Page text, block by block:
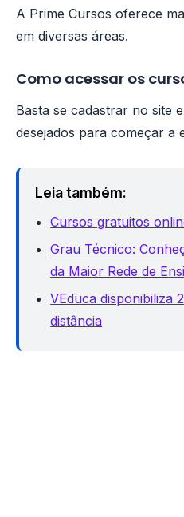
A Prime Cursos oferece
em diversas áreas.
Como acessar os
Basta se cadastrar no site
desejados para começar a
Leia também:
Cursos gratuitos
Grau Técnico:
da Maior Rede de
VEduca disponibiliza
distância